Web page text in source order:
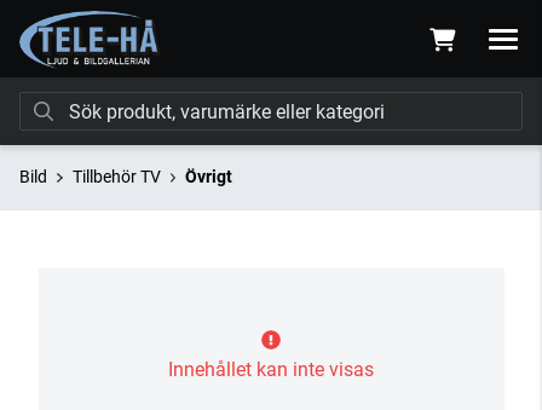
Bild Tillbehör TV Övrigt
Innehållet kan inte visas